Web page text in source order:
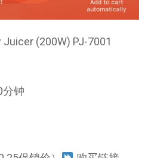
(200W) PJ-7001
分钟